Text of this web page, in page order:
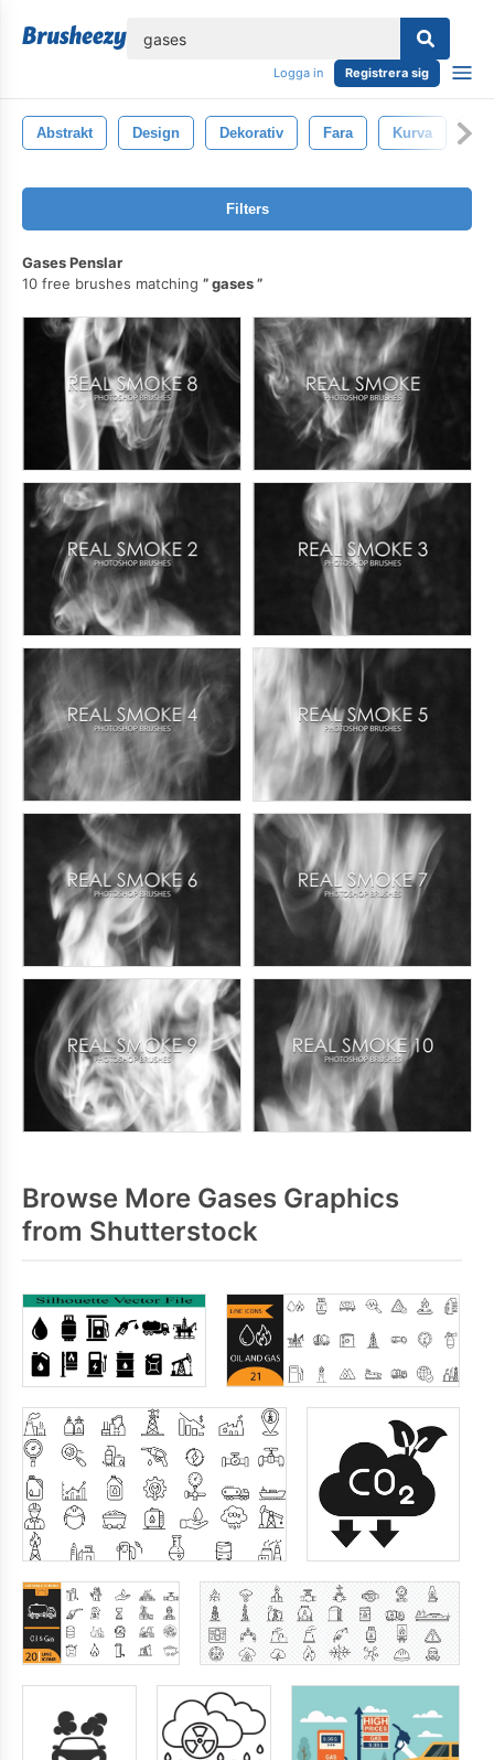
Logga in Registrera sig
Abstrakt Design Dekorativ Fara Kurva
Filters
Gases Penslar
10 free brushes matching
gases
Browse More Gases Graphics
from Shutterstock